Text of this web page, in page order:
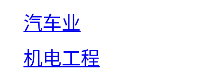
汽车业
机电工程